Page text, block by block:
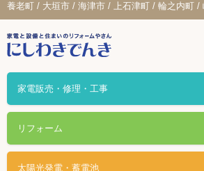
養老町 / 大垣市 / 海津市 / 上石津町 / 輪之内町 /
家電販売・修理・工事
リフォーム
太陽光発電・蓄電池